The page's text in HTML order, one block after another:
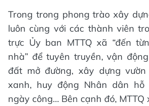
Trong trong phong trào xây
luôn cùng với các thành viên
trực Ủy ban MTTQ xã “đến
nhà” để tuyên truyền, vận
đất mở đường, xây dựng
xanh, huy động Nhân dân
ngày công… Bên cạnh đó, MTTQ